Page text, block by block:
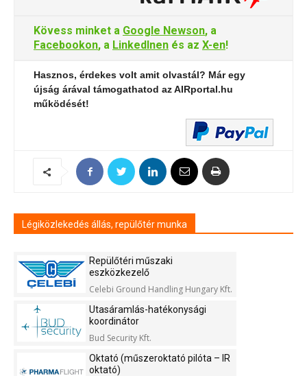
Kövess minket a Google Newson, a
Facebookon, a LinkedInen és az X-en!
Hasznos, érdekes volt amit olvastál? Már egy
újság árával támogathatod az AIRportal.hu
működését!
Légiközlekedés állás, repülőtér munka
Repülőtéri műszaki
eszközkezelő
Celebi Ground Handling Hungary Kft.
Utasáramlás-hatékonysági
koordinátor
Bud Security Kft.
Oktató (műszeroktató pilóta – IR
oktató)